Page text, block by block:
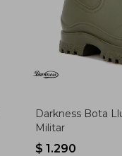
Darkness Bota
Militar
$ 1.290